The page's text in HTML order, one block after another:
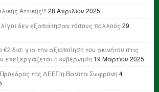
Αττικής!!! 28 Απριλίου 2025
δεν εξαπάτησαν τόσους πολλούς 29
€2 δισ. για την αξιοποίηση του ακινήτου στις
επεξεργάζεται η κυβέρνηση 19 Μαρτίου 2025
της ΔΕΕΠ η Βανίτα Σωφρόνη 4